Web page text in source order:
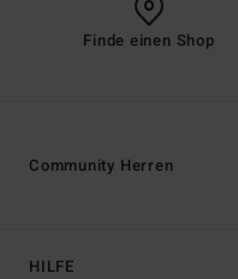
Finde einen Shop
HILFE
Community Herren